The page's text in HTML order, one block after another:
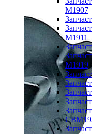
M1907
M1911
M1919